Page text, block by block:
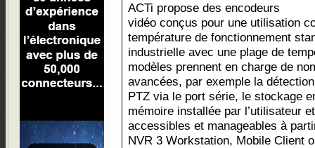
ACTi propose des encodeurs
vidéo conçus pour une utilisation
température de fonctionnement
industrielle avec une plage de
modèles prennent en charge de
avancées, par exemple la
PTZ via le port série, le stockage
mémoire installée par l’utilisateur
accessibles et manageables à
NVR 3 Workstation, Mobile Client